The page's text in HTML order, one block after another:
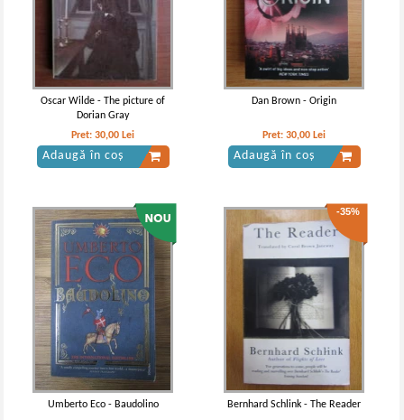
Oscar Wilde - The picture of
Dorian Gray
Pret:30,00 Lei
Adaugă în coș
Dan Brown - Origin
Pret:30,00 Lei
Adaugă în coș
Umberto Eco - Baudolino
-35%
Bernhard Schlink - The Reader